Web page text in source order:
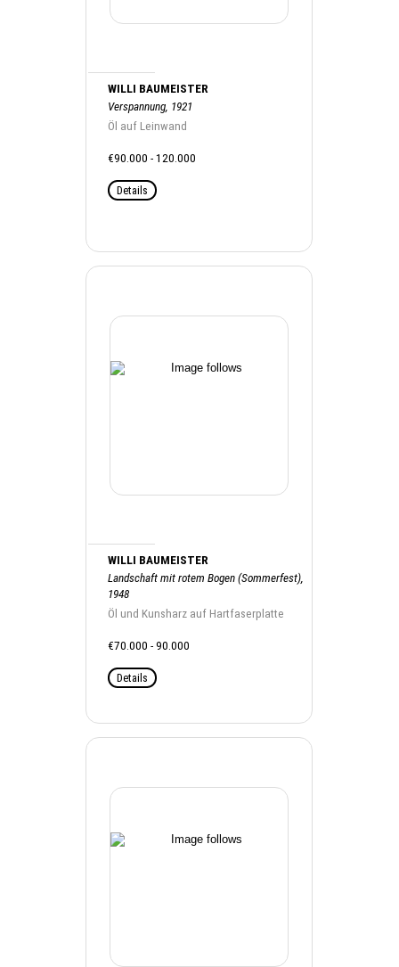
WILLI BAUMEISTER
Verspannung, 1921
Öl auf Leinwand
€90.000 - 120.000
Details
WILLI BAUMEISTER
Landschaft mit rotem Bogen (Sommerfest),
1948
Öl und Kunsharz auf Hartfaserplatte
€70.000 - 90.000
Details